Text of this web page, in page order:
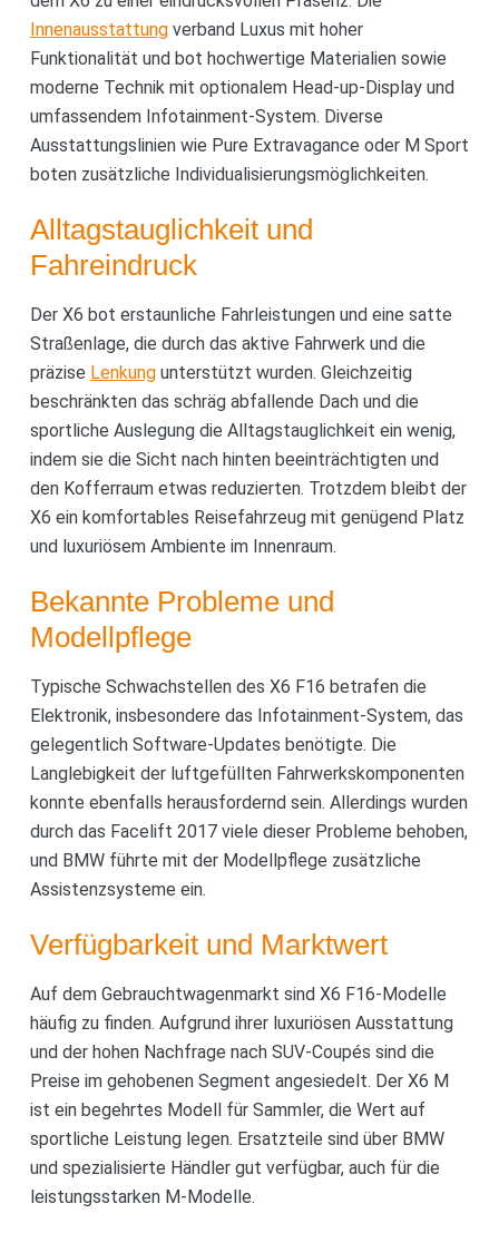
Innenausstattungverband Luxus mit hoher
Funktionalität und bot hochwertige Materialien sowie
moderne Technik mit optionalem Head-up-Display und
umfassendem Infotainment-System. Diverse
Ausstattungslinien wie Pure Extravagance oder M Sport
boten zusätzliche Individualisierungsmöglichkeiten.
Alltagstauglichkeit und
Fahreindruck
Der X6 bot erstaunliche Fahrleistungen und eine satte
Straßenlage, die durch das aktive Fahrwerk und die
präzise Lenkungunterstützt wurden. Gleichzeitig
beschränkten das schräg abfallende Dach und die
sportliche Auslegung die Alltagstauglichkeit ein wenig,
indem sie die Sicht nach hinten beeinträchtigten und
den Kofferraum etwas reduzierten. Trotzdem bleibt der
X6 ein komfortables Reisefahrzeug mit genügend Platz
und luxuriösem Ambiente im Innenraum.
Bekannte Probleme und
Modellpflege
Typische Schwachstellen des X6 F16 betrafen die
Elektronik, insbesondere das Infotainment-System, das
gelegentlich Software-Updates benötigte. Die
Langlebigkeit der luftgefüllten Fahrwerkskomponenten
konnte ebenfalls herausfordernd sein. Allerdings wurden
durch das Facelift 2017 viele dieser Probleme behoben,
und BMW führte mit der Modellpflege zusätzliche
Assistenzsysteme ein.
Verfügbarkeit und Marktwert
Auf dem Gebrauchtwagenmarkt sind X6 F16-Modelle
häufig zu finden. Aufgrund ihrer luxuriösen Ausstattung
und der hohen Nachfrage nach SUV-Coupés sind die
Preise im gehobenen Segment angesiedelt. Der X6 M
ist ein begehrtes Modell für Sammler, die Wert auf
sportliche Leistung legen. Ersatzteile sind über BMW
und spezialisierte Händler gut verfügbar, auch für die
leistungsstarken M-Modelle.